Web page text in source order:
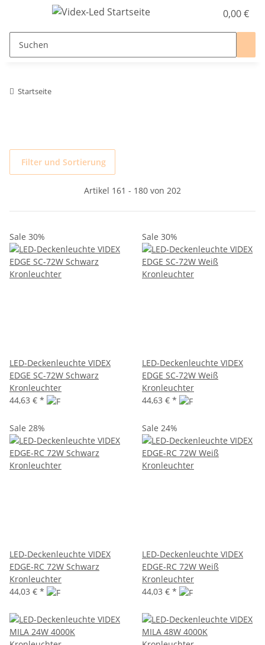
0,00 €
Startseite
Filter und Sortierung
Artikel 161 - 180 von 202
Sale 30%
LED-Deckenleuchte VIDEX
EDGE SC-72W Schwarz
Kronleuchter
44,63 € *
Sale 30%
LED-Deckenleuchte VIDEX
EDGE SC-72W Weiß
Kronleuchter
44,63 € *
Sale 28%
LED-Deckenleuchte VIDEX
EDGE-RC 72W Schwarz
Kronleuchter
44,03 € *
Sale 24%
LED-Deckenleuchte VIDEX
EDGE-RC 72W Weiß
Kronleuchter
44,03 € *